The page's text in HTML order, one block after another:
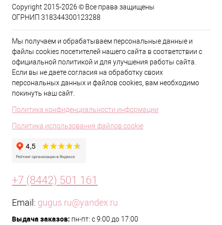
Copyright 2015-2026 © Все права защищены
ОГРНИП 318344300123288
Мы получаем и обрабатываем персональные данные и
файлы cookies посетителей нашего сайта в соответствии с
официальной политикой и для улучшения работы сайта.
Если вы не даете согласия на обработку своих
персональных данных и файлов cookies, вам необходимо
покинуть наш сайт.
Политика конфиденциальности информации
Политика использования файлов cookie
+7 (8442) 501 161
Email: gugus.ru@yandex.ru
Выдача заказов: пн-пт: с 9:00 до 17:00